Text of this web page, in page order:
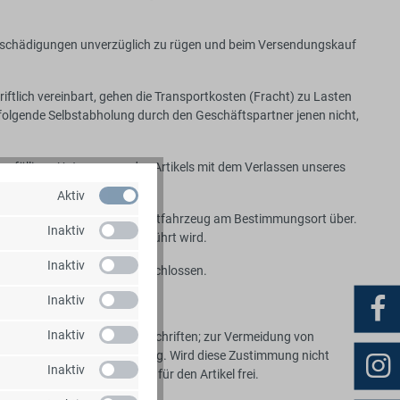
unverzüglich zu rügen und beim Versendungskauf
vereinbart, gehen die Transportkosten (Fracht) zu Lasten
Selbstabholung durch den Geschäftspartner jenen nicht,
Unterganges des Artikels mit dem Verlassen unseres
auf unserem Transportfahrzeug am Bestimmungsort über.
unsere Leute durchgeführt wird.
Rechnung abgeschlossen.
gesetzlichen Vorschriften; zur Vermeidung von
schriftlichen Zustimmung. Wird diese Zustimmung nicht
und Haftung für den Artikel frei.
Aktiv
Inaktiv
Inaktiv
Inaktiv
Inaktiv
Inaktiv